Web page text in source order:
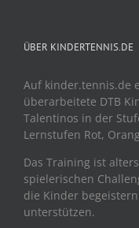
ÜBER KINDERTENNIS.DE
Auf kinder.tennis.de
überarbeitete DTB
Talentinos in der
Lernstufen Rot,
Das Training ist
spielerischen
die Kinder
unterstützen.